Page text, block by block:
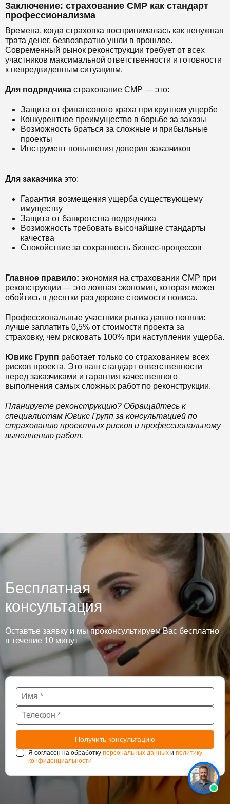
Заключение: страхование СМР как стандарт
профессионализма
Времена, когда страховка воспринималась как ненужная
трата денег, безвозвратно ушли в прошлое.
Современный рынок реконструкции требует от всех
участников максимальной ответственности и готовности
к непредвиденным ситуациям.
Для подрядчика страхование СМР — это:
Защита от финансового краха при крупном ущербе
Конкурентное преимущество в борьбе за заказы
Возможность браться за сложные и прибыльные
проекты
Инструмент повышения доверия заказчиков
Для заказчика это:
Гарантия возмещения ущерба существующему
имуществу
Защита от банкротства подрядчика
Возможность требовать высочайшие стандарты
качества
Спокойствие за сохранность бизнес-процессов
Главное правило: экономия на страховании СМР при
реконструкции — это ложная экономия, которая может
обойтись в десятки раз дороже стоимости полиса.
Профессиональные участники рынка давно поняли:
лучше заплатить 0,5% от стоимости проекта за
страховку, чем рисковать 100% при наступлении ущерба.
Ювикс Групп работает только со страхованием всех
рисков проекта. Это наш стандарт ответственности
перед заказчиками и гарантия качественного
выполнения самых сложных работ по реконструкции.
Планируете реконструкцию? Обращайтесь к
специалистам Ювикс Групп за консультацией по
страхованию проектных рисков и профессиональному
выполнению работ.
Бесплатная
консультация
Оставтье заявку и мы проконсультируем Вас бесплатно
в течение 10 минут
Я согласен на обработку персональных данных и политику
конфиденциальности